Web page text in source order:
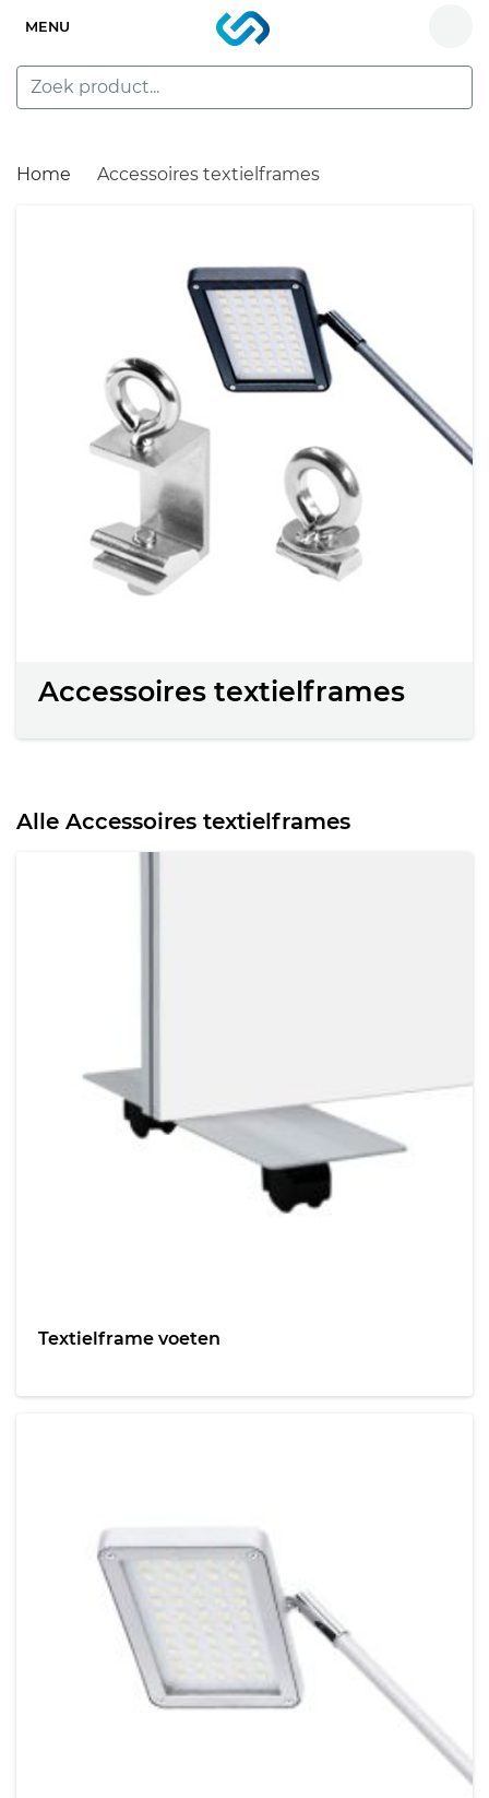
MENU
Home Accessoires textielframes
Accessoires textielframes
Alle Accessoires textielframes
Textielframe voeten